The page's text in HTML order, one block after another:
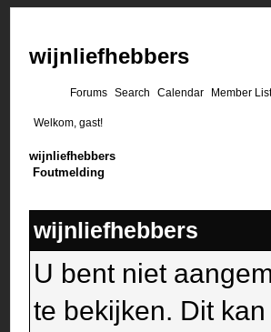
wijnliefhebbers
Forums Search Calendar Member
Welkom, gast!
wijnliefhebbers
Foutmelding
wijnliefhebbers
U bent niet
te bekijken. Dit